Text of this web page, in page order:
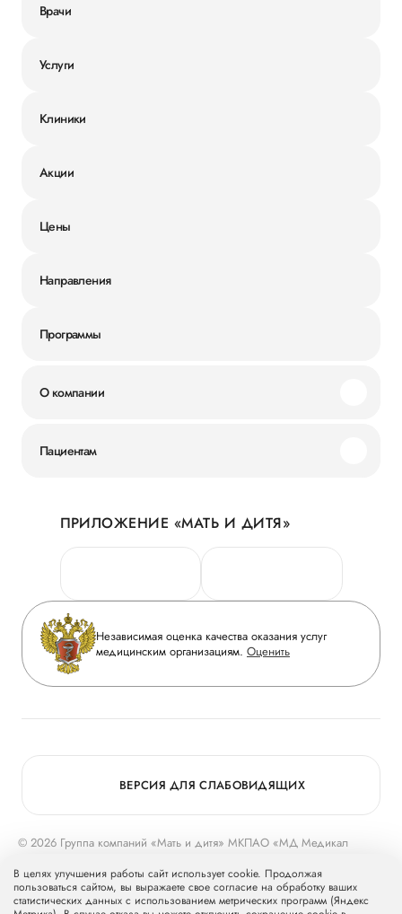
Врачи
Услуги
Клиники
Акции
Цены
Направления
Программы
О компании
Новости
Руководство
Сотрудничество
Инвесторам
Журнал «Мать и дитя»
Вакансии
Медицинский туризм
Пациентам
Личный кабинет
Персональные данные
Горячая линия качества
Вопрос-ответ
Приложение пациента
Статьи
ПРИЛОЖЕНИЕ «МАТЬ И ДИТЯ»
Независимая оценка качества оказания услуг
медицинским организациям. Оценить
© 2026 Группа компаний «Мать и дитя» МКПАО «МД Медикал
Группу компаний «Мать и дитя».
ВЕРСИЯ ДЛЯ СЛАБОВИДЯЩИХ
В целях улучшения работы сайт использует cookie. Продолжая
пользоваться сайтом, вы выражаете свое согласие на обработку ваших
статистических данных с использованием метрических программ (Яндекс